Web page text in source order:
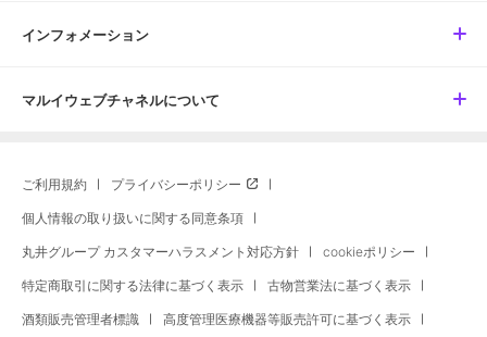
インフォメーション
マルイウェブチャネルについて
ご利用規約 プライバシーポリシー
個人情報の取り扱いに関する同意条項
丸井グループ カスタマーハラスメント対応方針 cookieポリシー
特定商取引に関する法律に基づく表示 古物営業法に基づく表示
酒類販売管理者標識 高度管理医療機器等販売許可に基づく表示